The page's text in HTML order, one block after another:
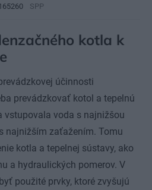
SPP
kotla k
účinnosti
prevádzkovať kotol a tepelnú
vstupovala voda s najnižšou
najnižším zaťažením. Tomu
kotla a tepelnej sústavy, ako
a hydraulických pomerov. V
použité prvky, ktoré zvyšujú